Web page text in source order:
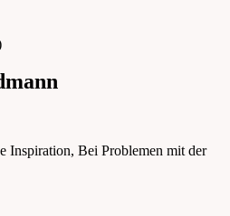
Inspiration, Bei Problemen mit der